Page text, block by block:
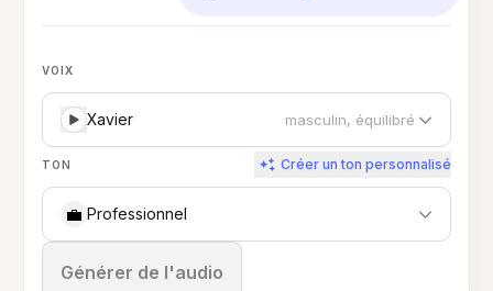
VOIX
Xavier masculin, équilibré
TON Créer un ton personnalisé
💼 Professionnel
Générer de l'audio
Arrêter